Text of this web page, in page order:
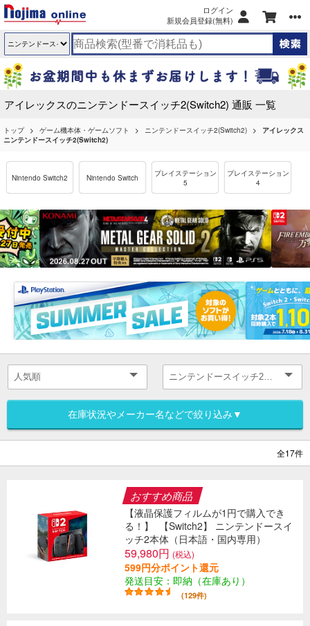
ログイン
新規会員登録(無料)
アイレックスのニンテンドースイッチ2(Switch2) 通販 一覧
トップ ゲーム機本体・ゲームソフト ニンテンドースイッチ2(Switch2)
アイレックス
ニンテンドースイッチ2(Switch2)
Nintendo Switch2 Nintendo Switch
プレイステーション
5
プレイステーション
4
在庫状況やメーカー名などで絞り込み▼
全17件
おすすめ商品
【液晶保護フィルムが1円で購入でき
る！】
【Switch2】 ニンテンドースイ
ッチ2本体（日本語・国内専用）
59,980円 (税込)
599円分ポイント還元
発送目安：即納（在庫あり）
(129件)